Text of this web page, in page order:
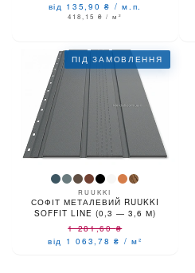
від 135,90₴ / м.п.
418,15 ₴ / м²
ПІД ЗАМОВЛЕННЯ
RUUKKI
СОФІТ МЕТАЛЕВИЙ RUUKKI
SOFFIT LINE (0,3 — 3,6 М)
1 281,60₴
від 1 063,78₴ / м²